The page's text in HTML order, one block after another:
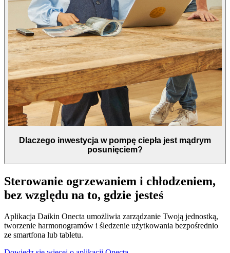
Dlaczego inwestycja w pompę ciepła jest mądrym
posunięciem?
Sterowanie ogrzewaniem i chłodzeniem,
bez względu na to, gdzie jesteś
Aplikacja Daikin Onecta umożliwia zarządzanie Twoją jednostką,
tworzenie harmonogramów i śledzenie użytkowania bezpośrednio
ze smartfona lub tabletu.